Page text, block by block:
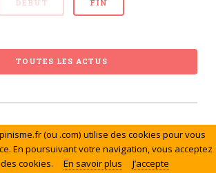
DÉBUT FIN
TOUTES LES ACTUS
Montagne. Tous droits réservés.
(ou .com) utilise des cookies pour vous
En poursuivant votre navigation, vous acceptez
cookies.
En savoir plus J’accepte